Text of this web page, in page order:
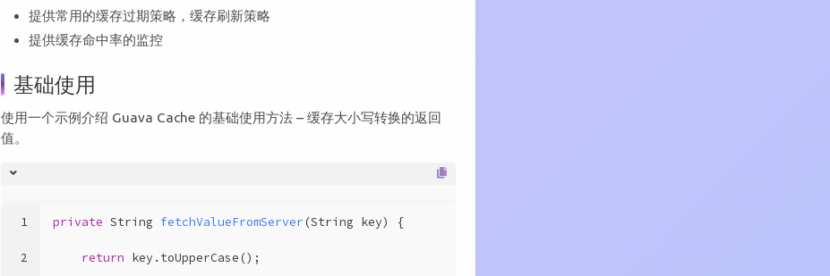
提供常用的缓存过期策略，缓存刷新策略
提供缓存命中率的监控
基础使用
使用一个示例介绍 Guava Cache 的基础使用方法 – 缓存大小写转换的返回
值。
1
2
private String fetchValueFromServer (String key) {
return key.toUpperCase();